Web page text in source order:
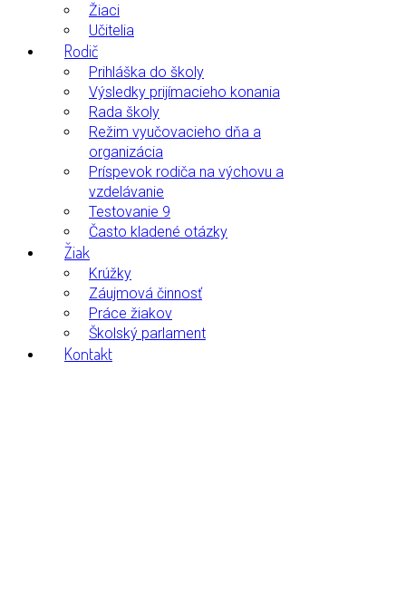
Žiaci
Učitelia
Rodič
Prihláška do školy
Výsledky prijímacieho konania
Rada školy
Režim vyučovacieho dňa a
organizácia
Príspevok rodiča na výchovu a
vzdelávanie
Testovanie 9
Často kladené otázky
Žiak
Krúžky
Záujmová činnosť
Práce žiakov
Školský parlament
Kontakt